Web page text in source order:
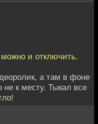
и отключить.
а там в фоне
не к месту. Тыкал все